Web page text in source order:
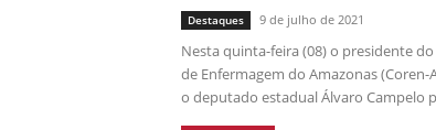
Destaques 9 de julho de 2021
Nesta quinta-feira (08) o presidente
de Enfermagem do Amazonas (Coren-
o deputado estadual Álvaro Campelo